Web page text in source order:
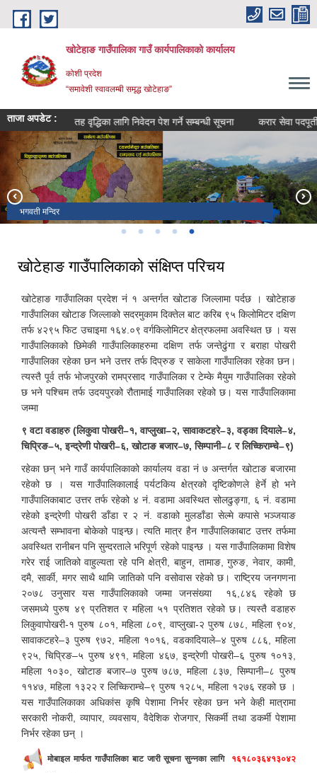
Skip to main content
खोटेहाङ गाउँपालिका गाउँ कार्यपालिकाको कार्यालय
कोशी प्रदेश
“समावेशी स्वावलम्बी समृद्ध खोटेहाङ”
ताजा अपडेट :
सूचना । तह वृद्धिका लागि निवेदन पेश गर्ने सम्बन्धी सूचना करार सेवा पदपूर्ती
थामखर्क विमानस्थल र खोटाङबजार
राम प्रसाद राई स्मृती पार्क
भगवती मन्दिर
खोटेहाङ गाउँपालिकाको संक्षिप्त परिचय
खोटेहाङ गाउँपालिका प्रदेश नं १ अन्तर्गत खोटाङ जिल्लामा पर्दछ । खोटेहाङ
गाउँपालिका खोटाङ जिल्लाको सदरमुकाम दिक्तेल बाट करिब ९५ किलोमिटर दक्षिण
तर्फ ४२९५ फिट उचाइमा १६४.०९ वर्गकिलोमिटर क्षेत्रफलमा अवस्थित छ । यस
गाउँपालिकाको छिमेकी गाउँपालिकाहरुमा दक्षिण तर्फ जन्तेढुंगा र बराहा पोखरी
गाउँपालिका रहेका छन भने उत्तर तर्फ दिप्रुङ र साकेला गाउँपालिका रहेका छन।
त्यस्तै पूर्व तर्फ भोजपुरको रामप्रसाद गाउँपालिका र टेम्के मैयुम गाउँपालिका रहेकाे
छ भने पश्चिम तर्फ उदयपुरको रौतामाई गाउँपालिका रहेको छ। यस गाउँपालिकामा
जम्मा
९ वटा वडाहरु (लिकुवा पोखरी–१, वाप्लुखा–२, सावाकटहरे–३, वड्का दियाले–४,
चिप्रिङ–५, इन्द्रेणी पोखरी–६, खोटाङ बजार–७, सिम्पानी–८ र लिच्किराम्चे–९)
रहेका छन् भने गाउँ कार्यपालिकाको कार्यालय वडा नं ७ अन्तर्गत खोटाङ बजारमा
रहेको छ । यस गाउँपालिकालाई पर्यटकिय क्षेत्रको दृष्टिकोणले हेर्ने हो भने
गाउँपालिकाबाट उत्तर तर्फ रहेको ४ नं. वडामा अवस्थित सोलढुङ्गा, ६ नं. वडामा
रहेको इन्द्रेणी पोखरी डाँडा र २ नं. वडाको मुलडाँडा सेल्मे कपासे भञ्जयाङ
अत्यन्तै सम्भावना बोकेको पाइन्छ। त्यति मात्र हैन गाउँपालिकाबाट उत्तर तर्फमा
अवस्थित रानीबन पनि सुन्दरताले भरिपूर्ण रहेको पाइन्छ । यस गाउँपालिकामा विशेष
गरेर राई जातिको वाहुल्यता रहे पनि क्षेत्री, बाहुन, तामाङ, गुरुङ, नेवार, कामी,
दमै, सार्की, मगर साथै थामि जातिको पनि वसोवास रहेको छ। राष्ट्रिय जनगणना
२०७८ उनुसार यस गाउँपालिकाको जम्मा जनसंख्या १६,८४६ रहेको छ
जसमध्ये पुरुष ४९ प्रतिशत र महिला ५१ प्रतिशत रहेको छ। त्यस्तै वडाहरु
लिकुवापोखरी-१ पुरुष ८०१, महिला ८०९, वाप्लुखा-२ पुरुष ८७८, महिला ९०४,
सावाकटहरे–३ पुरुष ९७२, महिला १०१६, वडकादियाले–४ पुरुष ८८६, महिला
९२५, चिप्रिङ–५ पुरुष ४९१, महिला ४६७, इन्द्रेणी पोखरी–६ पुरुष १०१३,
महिला १०३०, खोटाङ बजार–७ पुरुष ७८७, महिला ८३७, सिम्पानी–८ पुरुष
११४७, महिला १३२२ र लिच्किराम्चे–९ पुरुष १२८५, महिला १२७६ रहको छ ।
यस गाउँपालिकाका अधिकांस कृषि पेशामा निर्भर रहेका छन भने केही मात्रामा
सरकारी नोकरी, व्यापार, व्यवसाय, वैदेशिक रोजगार, सिकर्मी तथा डकर्मी पेशामा
निर्भर रहेका छन् ।
मोबाइल मार्फत गाउँपालिका बाट जारी सूचना सुन्नका लागि
१६१८०३६४१३०४२